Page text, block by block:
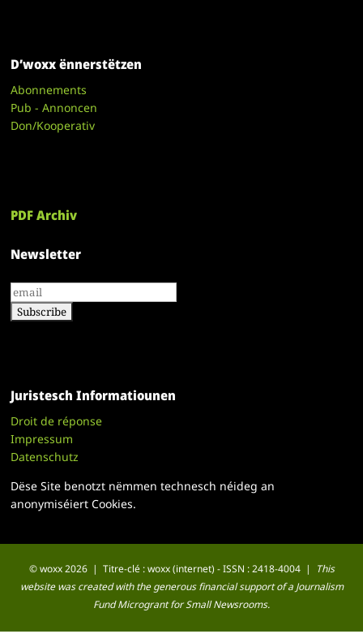
D’woxx ënnerstëtzen
Abonnements
Pub - Annoncen
Don/Kooperativ
PDF Archiv
Newsletter
Juristesch Informatiounen
Droit de réponse
Impressum
Datenschutz
Dëse Site benotzt nëmmen technesch néideg an
anonymiséiert Cookies.
© woxx 2026 | Titre-clé : woxx (internet) - ISSN : 2418-4004 |
This
website was created with the generous financial support of a Journalism
Fund Microgrant for Small Newsrooms.